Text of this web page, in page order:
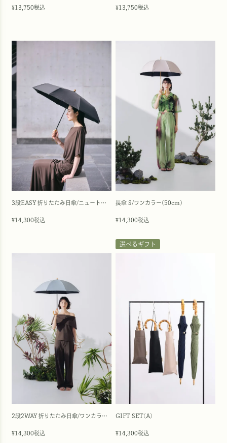
¥13,750税込 ¥13,750税込
3段EASY 折りたたみ日傘/ニュートラル(55cm)
¥14,300税込
長傘 S/ワンカラー(50cm)
¥14,300税込
2段2WAY 折りたたみ日傘/ワンカラー(50cm)
¥14,300税込
GIFT SET(A)
選べるギフト
¥14,300税込